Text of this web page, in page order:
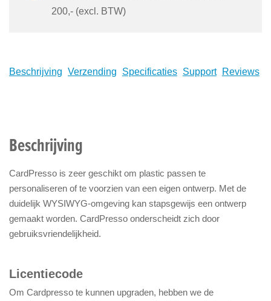
200,- (excl. BTW)
Beschrijving Verzending Specificaties Support Reviews
Beschrijving
CardPresso is zeer geschikt om plastic passen te
personaliseren of te voorzien van een eigen ontwerp. Met de
duidelijk WYSIWYG-omgeving kan stapsgewijs een ontwerp
gemaakt worden. CardPresso onderscheidt zich door
gebruiksvriendelijkheid.
Licentiecode
Om Cardpresso te kunnen upgraden, hebben we de